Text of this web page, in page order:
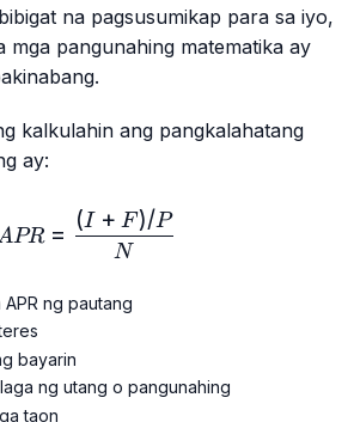
na pagsusumikap para sa iyo,
mga pangunahing matematika ay
kalkulahin ang pangkalahatang
ay:
APR = \frac{(I + F) /
PR =
N
(I + F)/P
ng pautang
bayarin
ng utang o pangunahing
taon